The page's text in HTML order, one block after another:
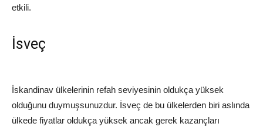
etkili.
İsveç
İskandinav ülkelerinin refah seviyesinin oldukça yüksek
olduğunu duymuşsunuzdur. İsveç de bu ülkelerden biri aslında
ülkede fiyatlar oldukça yüksek ancak gerek kazançları